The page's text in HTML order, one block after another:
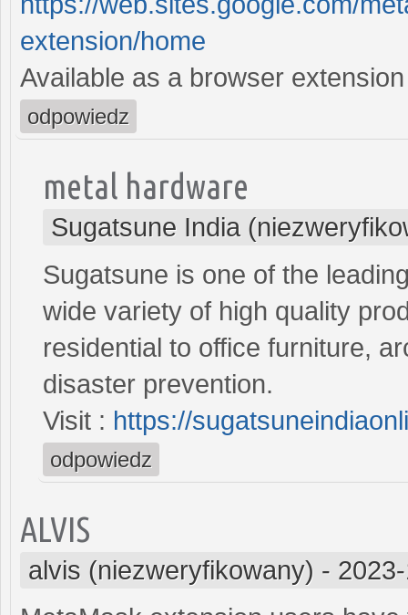
extension/home
Available as a browser
odpowiedz
metal hardware
Sugatsune India
Sugatsune is one of the
wide variety of high quality
residential to office furniture,
disaster prevention.
Visit : https://
odpowiedz
ALVIS
alvis (niezweryfikowany) -